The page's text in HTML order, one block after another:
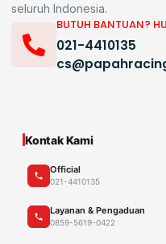
seluruh Indonesia.
BUTUH BANTUAN?
021-4410135
Kontak Kami
Official
021-4410135
Layanan & Pengaduan
0859-5619-0422